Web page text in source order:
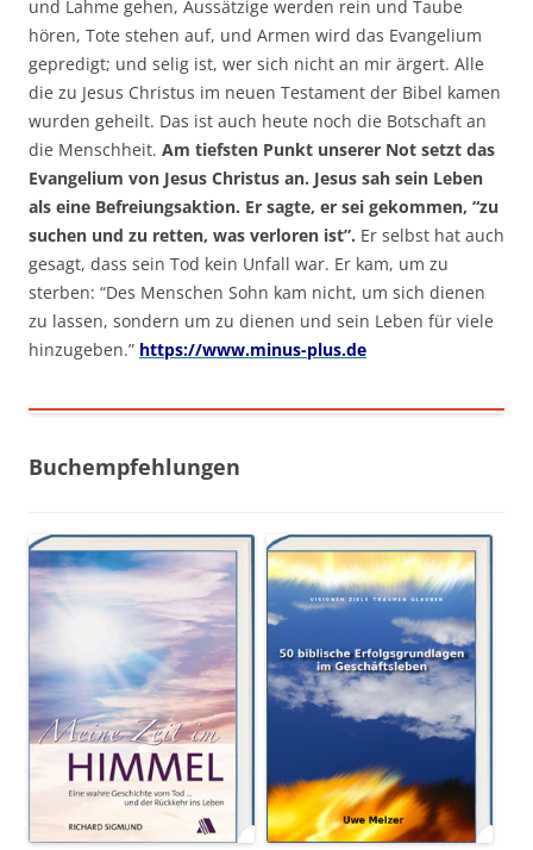
und Lahme gehen, Aussätzige werden rein und Taube
hören, Tote stehen auf, und Armen wird das Evangelium
gepredigt; und selig ist, wer sich nicht an mir ärgert. Alle
die zu Jesus Christus im neuen Testament der Bibel kamen
wurden geheilt. Das ist auch heute noch die Botschaft an
die Menschheit. Am tiefsten Punkt unserer Not setzt das
Evangelium von Jesus Christus an. Jesus sah sein Leben
als eine Befreiungsaktion. Er sagte, er sei gekommen, “zu
suchen und zu retten, was verloren ist”. Er selbst hat auch
gesagt, dass sein Tod kein Unfall war. Er kam, um zu
sterben: “Des Menschen Sohn kam nicht, um sich dienen
zu lassen, sondern um zu dienen und sein Leben für viele
hinzugeben.” https://www.minus-plus.de
Buchempfehlungen